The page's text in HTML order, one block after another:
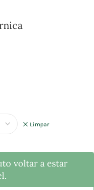
Limpar
voltar a estar